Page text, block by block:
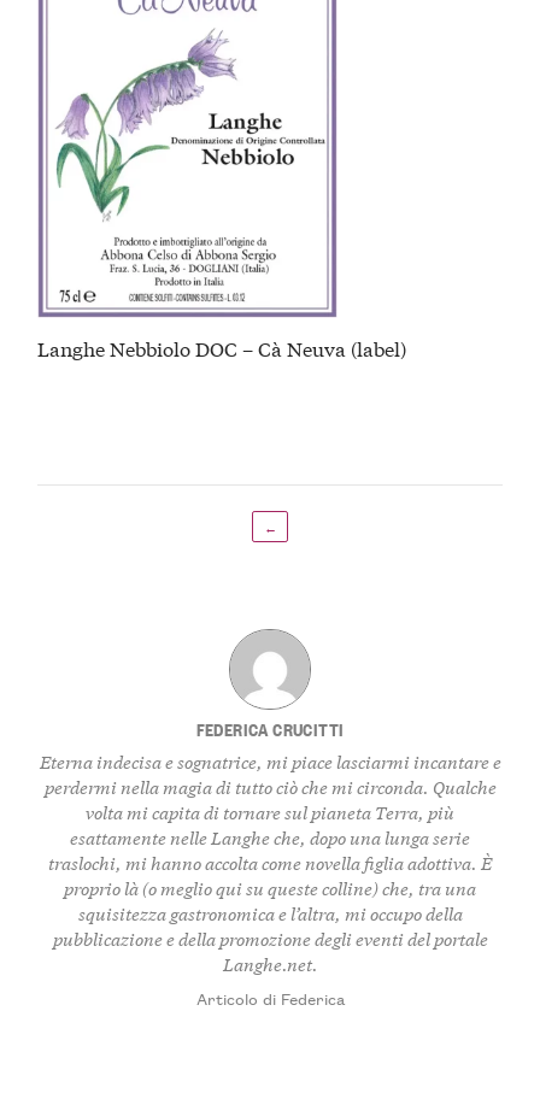
Langhe Nebbiolo DOC – Cà Neuva (label)
←
FEDERICA CRUCITTI
Eterna indecisa e sognatrice, mi piace lasciarmi incantare e
perdermi nella magia di tutto ciò che mi circonda. Qualche
volta mi capita di tornare sul pianeta Terra, più
esattamente nelle Langhe che, dopo una lunga serie
traslochi, mi hanno accolta come novella figlia adottiva. È
proprio là (o meglio qui su queste colline) che, tra una
squisitezza gastronomica e l’altra, mi occupo della
pubblicazione e della promozione degli eventi del portale
Langhe.net.
Articolo di Federica